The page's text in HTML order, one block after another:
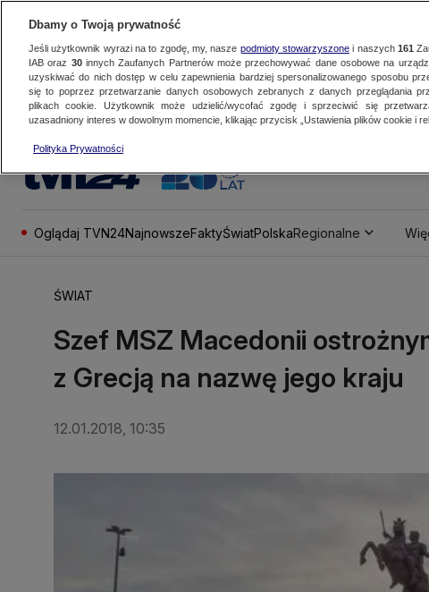
Oglądaj TVN24NajnowszeFaktyŚwiatPolskaRegionalne
ŚWIAT
Szef MSZ Macedonii
z Grecją na nazwę jego kraju
12.01.2018, 10:35
Dbamy o Twoją prywatność
Jeśli użytkownik wyrazi na to zgodę, my, nasze podmioty stowarzyszonei naszych 161
IAB oraz 30innych Zaufanych Partnerów może przechowywać dane osobowe na
uzyskiwać do nich dostęp w celu zapewnienia bardziej spersonalizowanego sposobu
się to poprzez przetwarzanie danych osobowych zebranych z danych przeglądania
plikach cookie. Użytkownik może udzielić/wycofać zgodę i sprzeciwić się
uzasadniony interes w dowolnym momencie, klikając przycisk „Ustawienia plików cookie i
Polityka Prywatności